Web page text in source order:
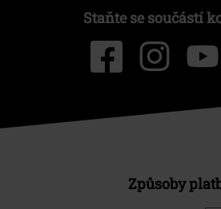
Staňte se součástí
Způsoby